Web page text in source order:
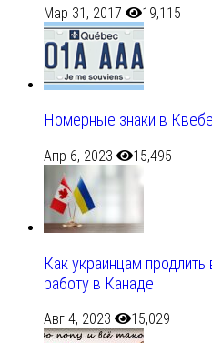
Мар 31, 2017 19,115
Номерные знаки в
Апр 6, 2023 15,495
Как украинцам
работу в Канаде
Авг 4, 2023 15,029